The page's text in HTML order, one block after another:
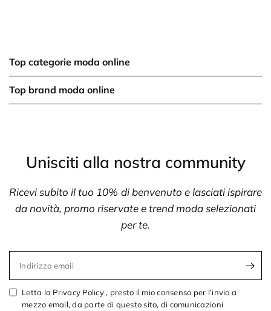
Top categorie moda online
Top brand moda online
Unisciti alla nostra community
Ricevi subito il tuo 10% di benvenuto e lasciati ispirare
da novità, promo riservate e trend moda selezionati
per te.
Indirizzo email
Letta la Privacy Policy , presto il mio consenso per l’invio a
mezzo email, da parte di questo sito, di comunicazioni